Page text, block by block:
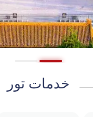
خدمات تور